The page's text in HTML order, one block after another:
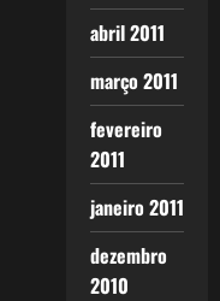
abril 2011
março 2011
fevereiro
2011
janeiro 2011
dezembro
2010